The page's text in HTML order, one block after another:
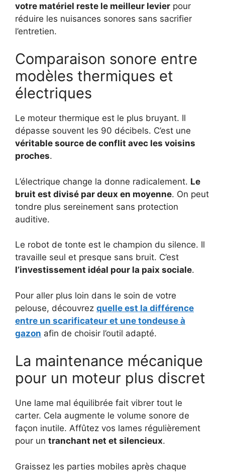
votre matériel reste le meilleur levier pour
réduire les nuisances sonores sans sacrifier
l’entretien.
Comparaison sonore entre
modèles thermiques et
électriques
Le moteur thermique est le plus bruyant. Il
dépasse souvent les 90 décibels. C’est une
véritable source de conflit avec les voisins
proches.
L’électrique change la donne radicalement. Le
bruit est divisé par deux en moyenne. On peut
tondre plus sereinement sans protection
auditive.
Le robot de tonte est le champion du silence. Il
travaille seul et presque sans bruit. C’est
l’investissement idéal pour la paix sociale.
Pour aller plus loin dans le soin de votre
pelouse, découvrez quelle est la différence
entre un scarificateur et une tondeuse à
gazon afin de choisir l’outil adapté.
La maintenance mécanique
pour un moteur plus discret
Une lame mal équilibrée fait vibrer tout le
carter. Cela augmente le volume sonore de
façon inutile. Affûtez vos lames régulièrement
pour un tranchant net et silencieux.
Graissez les parties mobiles après chaque